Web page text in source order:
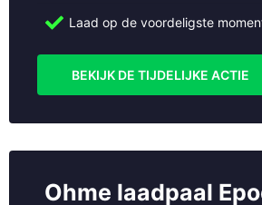
Laad op de voordeligste
BEKIJK DE TIJDELIJKE ACTIE
Ohme laadpaal